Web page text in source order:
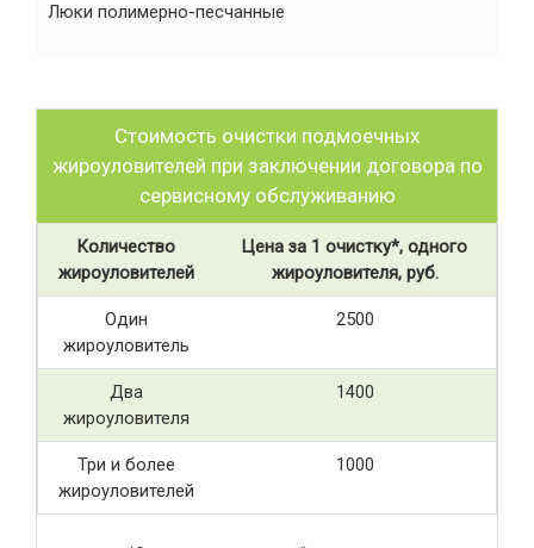
Люки полимерно-песчанные
Стоимость очистки подмоечных
жироуловителей при заключении договора по
сервисному обслуживанию
Количество
жироуловителей
Цена за 1 очистку*, одного
жироуловителя, руб.
Один
жироуловитель
2500
Два
жироуловителя
1400
Три и более
жироуловителей
1000